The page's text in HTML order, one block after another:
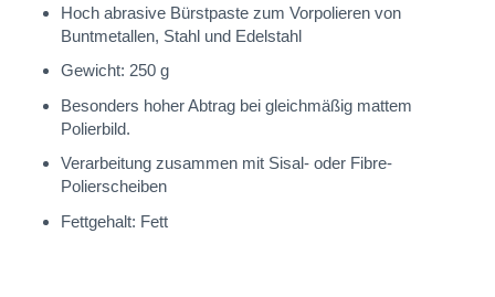
Hoch abrasive Bürstpaste zum Vorpolieren von
Buntmetallen, Stahl und Edelstahl
Gewicht: 250 g
Besonders hoher Abtrag bei gleichmäßig mattem
Polierbild.
Verarbeitung zusammen mit Sisal- oder Fibre-
Polierscheiben
Fettgehalt: Fett